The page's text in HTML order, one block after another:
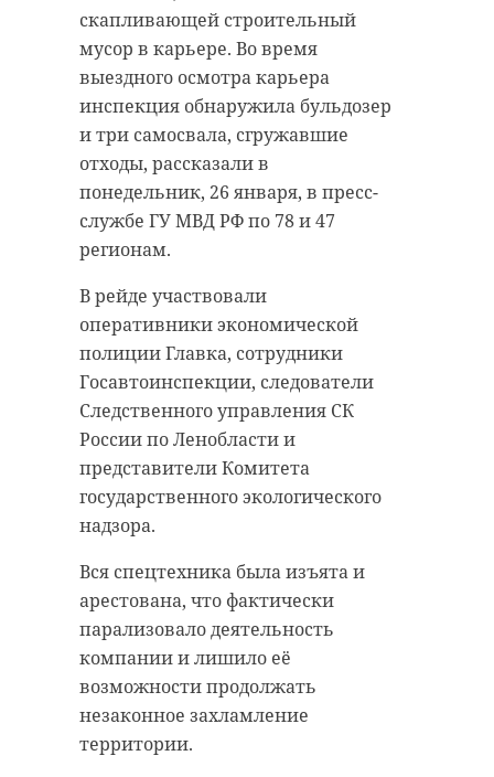
скапливающей строительный
мусор в карьере. Во время
выездного осмотра карьера
инспекция обнаружила бульдозер
и три самосвала, сгружавшие
отходы, рассказали в
понедельник, 26 января, в пресс-
службе ГУ МВД РФ по 78 и 47
регионам.
В рейде участвовали
оперативники экономической
полиции Главка, сотрудники
Госавтоинспекции, следователи
Следственного управления СК
России по Ленобласти и
представители Комитета
государственного экологического
надзора.
Вся спецтехника была изъята и
арестована, что фактически
парализовало деятельность
компании и лишило её
возможности продолжать
незаконное захламление
территории.
Великой Отечественной войне.
Как рассказали представители
Президентской библиотеки,
экспозициюподготовила
редакция газеты "Петербургский
дневник" совместно с районными
изданиями, газетой "Вечерний
Санкт-Петербург", Национальным
центром исторической памяти и
региональным отделением
движения "Бессмертный полк
России" при поддержке Санкт-
Петербургского отделения
Российского военно-исторического
общества.
Выставка содержит редкие
материалы, показывающие
героизм и стойкость людей во
время блокады Ленинграда и
боевых действий на территории
СССР и за его пределами. Проект
"Дневники Победы" стартовал к
80-летию Победы в Великой
Отечественной войне, сначала как
уличная экспозиция на
В морозы оленям сложнее
добывать пищу естественным
путем. На подкормочных
площадках копытные могут найти
сено, зерно и соль, - рассказали в
понедельник, 26 января, в
региональной Дирекции ООПТ.
Отметим, в заказнике
единственная в Ленинградской
области популяция пятнистых и
благородных оленей. Этих
животных завезли в заповедный
лес в 1960-е. Благодаря введенным
мерам охраны, их численность
остается стабильной.